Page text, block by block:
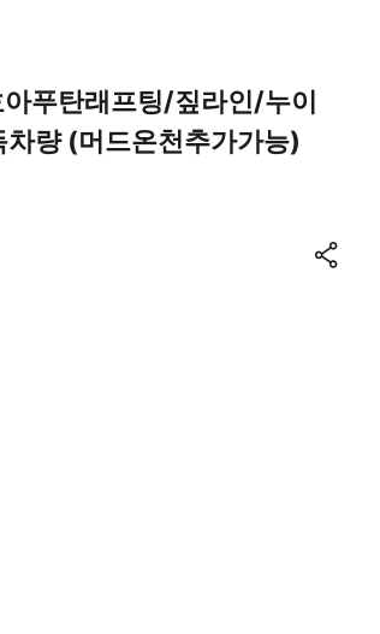
푸탄래프팅/짚라인/누이
량 (머드온천추가가능)